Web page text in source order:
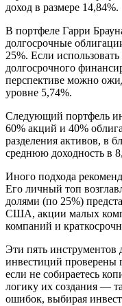
доход в размере 14,84%.
В портфеле Гарри
долгосрочные
25%. Если
долгосрочного
перспективе можно
уровне 5,74%.
Следующий портфель
60% акций и 40%
разделения активов, в
среднюю доходность в
Иного подхода
Его личный топ
долями (по 25%)
США, акции малых
компаний и
Эти пять инструментов
инвестиций
если не собираетесь
логику их создания —
ошибок, выбирая